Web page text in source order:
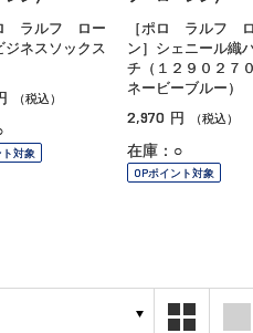
ラルフ ロー
ジネスソックス
（税込）
ト対象
［ポロ ラルフ
ン］シェニール織
チ（１２９０２７
ネービーブルー）
2,970 円 （税込）
在庫：○
OPポイント対象